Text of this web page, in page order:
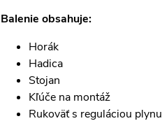
Balenie obsahuje:
Horák
Hadica
Stojan
Kľúče na montáž
Rukoväť s reguláciou plynu